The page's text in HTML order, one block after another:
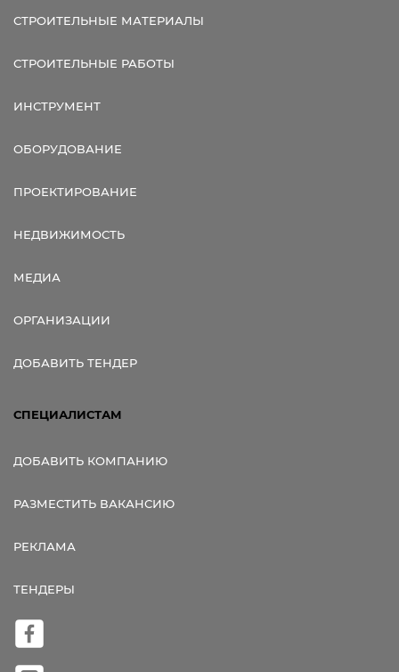
СТРОИТЕЛЬНЫЕ МАТЕРИАЛЫ
СТРОИТЕЛЬНЫЕ РАБОТЫ
ИНСТРУМЕНТ
ОБОРУДОВАНИЕ
ПРОЕКТИРОВАНИЕ
НЕДВИЖИМОСТЬ
МЕДИА
ОРГАНИЗАЦИИ
ДОБАВИТЬ ТЕНДЕР
СПЕЦИАЛИСТАМ
ДОБАВИТЬ КОМПАНИЮ
РАЗМЕСТИТЬ ВАКАНСИЮ
РЕКЛАМА
ТЕНДЕРЫ